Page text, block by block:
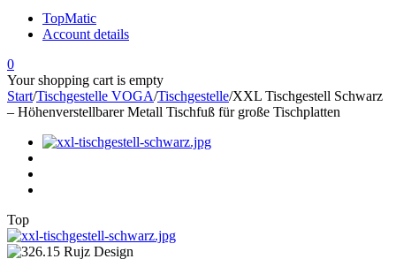
TopMatic
Account details
0
Your shopping cart is empty
Start/Tischgestelle VOGA/Tischgestelle/XXL Tischgestell Schwarz
– Höhenverstellbarer Metall Tischfuß für große Tischplatten
Top